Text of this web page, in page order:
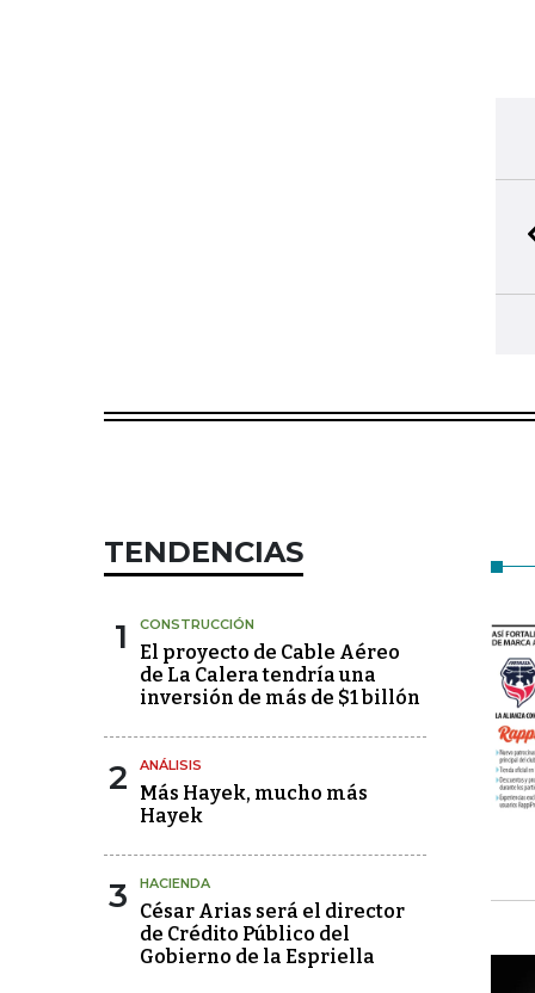
TENDENCIAS
1 CONSTRUCCIÓN
El proyecto de Cable Aéreo
de La Calera tendría una
inversión de más de $1 billón
2 ANÁLISIS
Más Hayek, mucho más
Hayek
3 HACIENDA
César Arias será el director
de Crédito Público del
Gobierno de la Espriella